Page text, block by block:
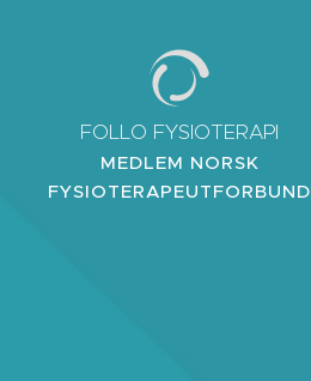
FOLLO FYSIOTERAPI
MEDLEM NORSK
FYSIOTERAPEUTFORBUND